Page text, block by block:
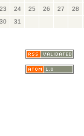
23
24 25 26 27 28
30
31